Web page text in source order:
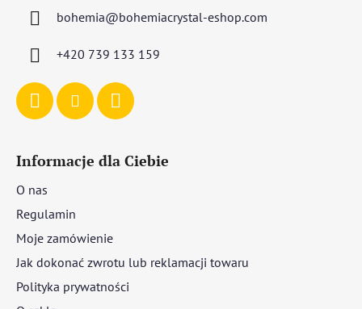
bohemia@bohemiacrystal-eshop.com
+420 739 133 159
Informacje dla Ciebie
O nas
Regulamin
Moje zamówienie
Jak dokonać zwrotu lub reklamacji towaru
Polityka prywatności